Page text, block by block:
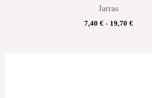
Jarras
7,40 € - 19,70 €